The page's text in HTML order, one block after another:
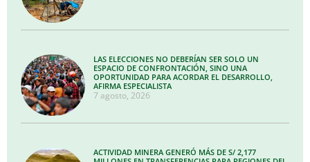
LAS ELECCIONES NO DEBERÍAN SER SOLO UN
ESPACIO DE CONFRONTACIÓN, SINO UNA
OPORTUNIDAD PARA ACORDAR EL DESARROLLO,
AFIRMA ESPECIALISTA
7 agosto, 2026
ACTIVIDAD MINERA GENERÓ MÁS DE S/ 2,177